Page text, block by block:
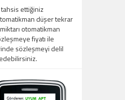
tahsis ettiğiniz
düşer tekrar
otomatikman
fiyatı ile
sözleşmeyi delil